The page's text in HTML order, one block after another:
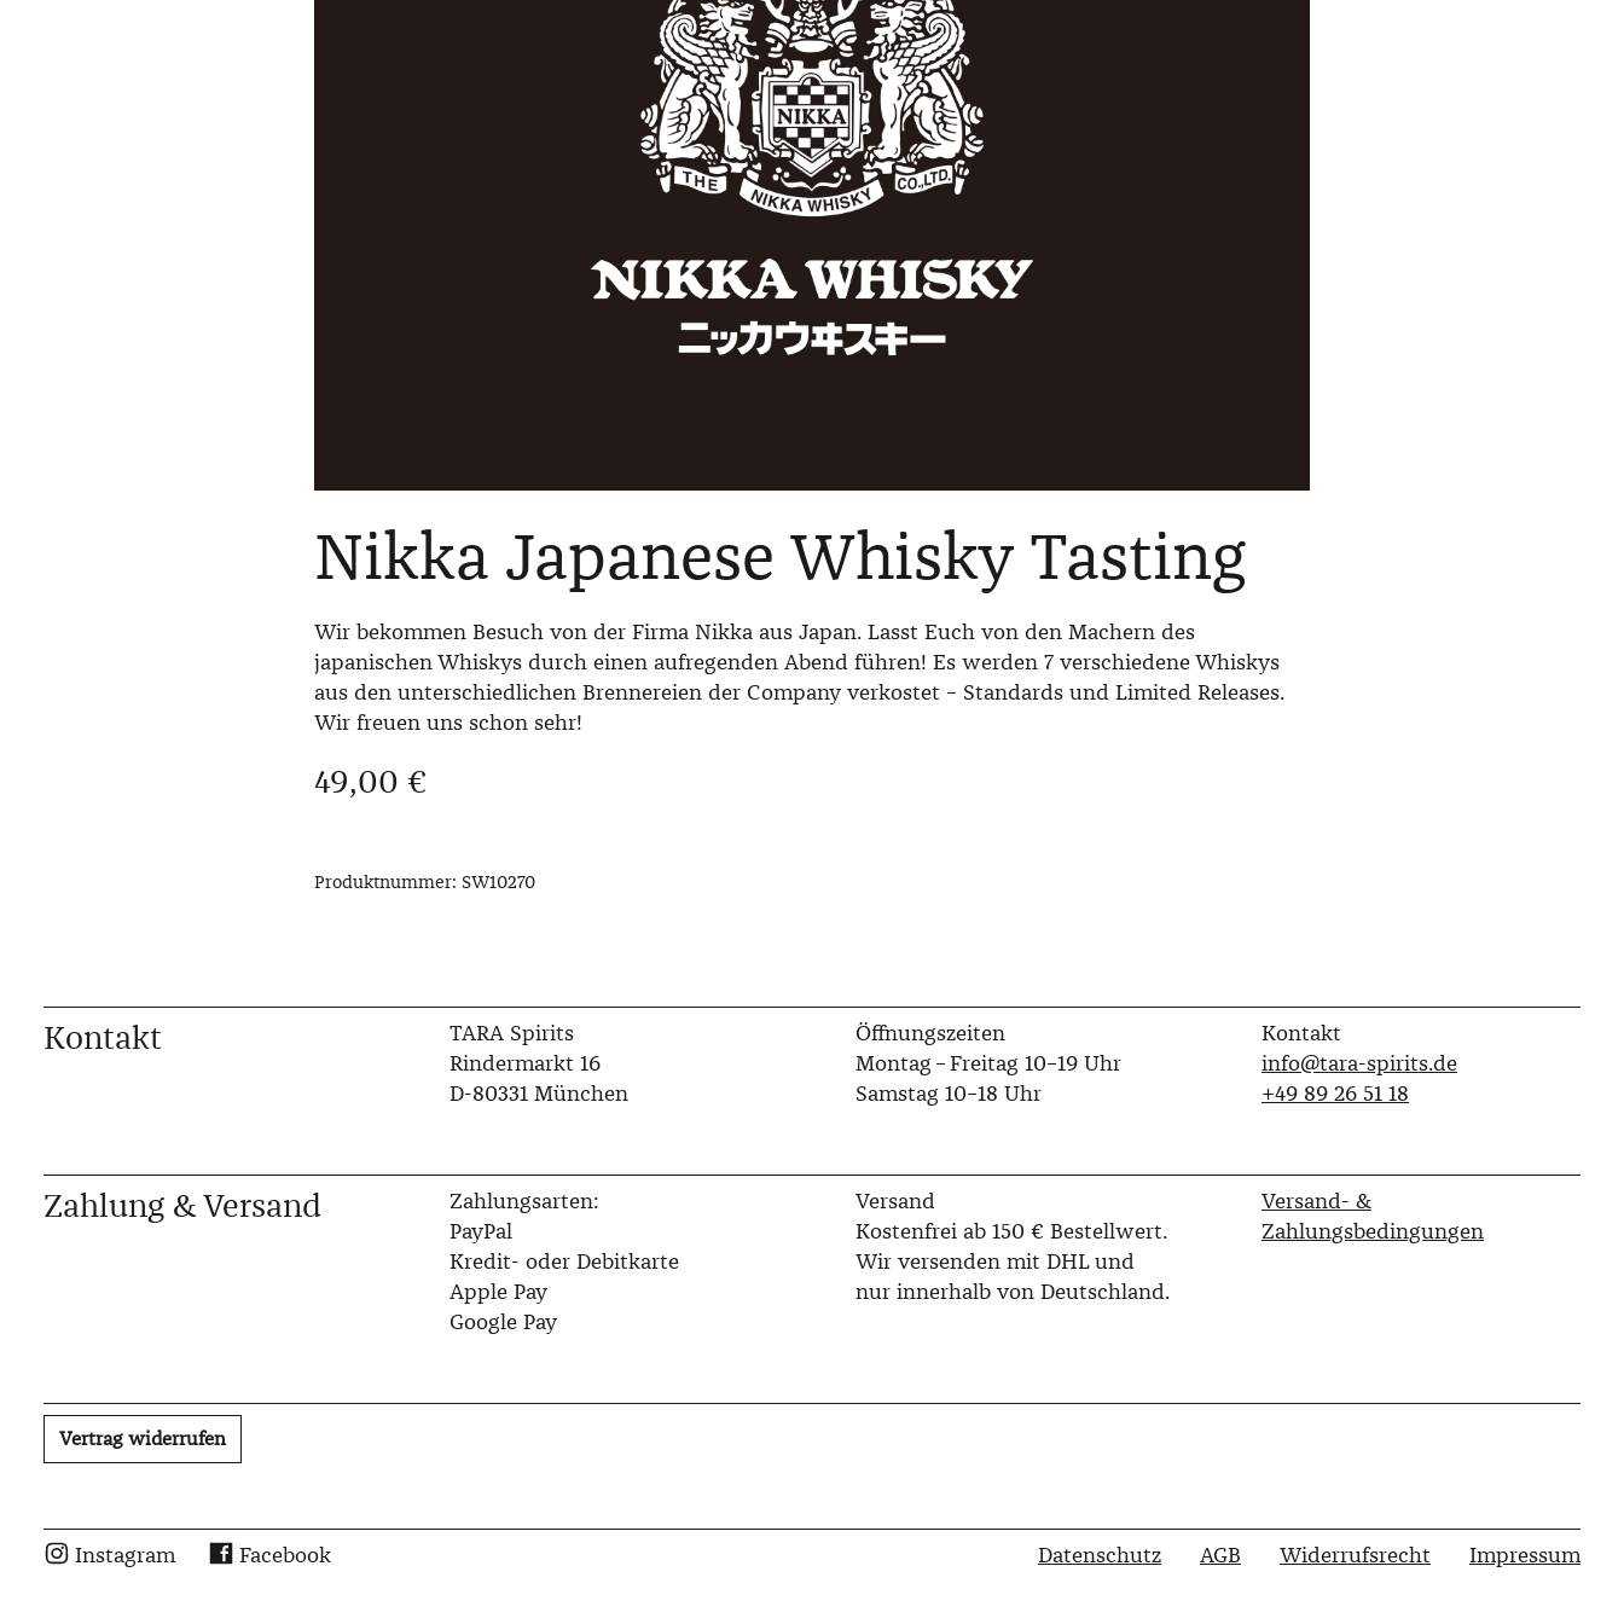
Nikka Japanese Whisky Tasting
Wir bekommen Besuch von der Firma Nikka aus Japan. Lasst Euch von den Machern des
japanischen Whiskys durch einen aufregenden Abend führen! Es werden 7 verschiedene Whiskys
aus den unterschiedlichen Brennereien der Company verkostet – Standards und Limited Releases.
Wir freuen uns schon sehr!
Regulärer Preis:
49,00 €
Produktnummer: SW10270
Kontakt
TARA Spirits
Rindermarkt 16
D-80331 München
Öffnungszeiten
Montag – Freitag 10–19 Uhr
Samstag 10–18 Uhr
Kontakt
info@tara-spirits.de
‭+49 89 26 51 18‬
Zahlung & Versand
Zahlungsarten:
PayPal
Kredit- oder Debitkarte
Apple Pay
Google Pay
Versand
Kostenfrei ab 150 € Bestellwert.
Wir versenden mit DHL und
nur innerhalb von Deutschland.
Versand- &
Zahlungsbedingungen
Vertrag widerrufen
Instagram Facebook Datenschutz AGB Widerrufsrecht Impressum